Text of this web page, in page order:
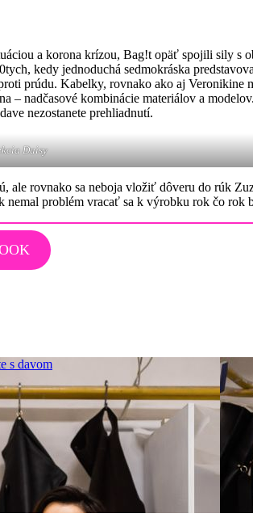
a korona krízou, Bag!t opäť spojili sily
kedy jednoduchá sedmokráska
prúdu. Kabelky, rovnako ako aj
– nadčasové kombinácie materiálov a
nezostanete prehliadnutí.
Daisy
ale rovnako sa neboja vložiť dôveru do rúk
problém vracať sa k výrobku rok čo rok